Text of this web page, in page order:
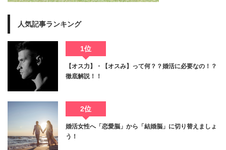
人気記事ランキング
1位
【オス力】・【オスみ】って何？？婚活に必要なの！？
徹底解説！！
2位
婚活女性へ「恋愛脳」から「結婚脳」に切り替えましょ
う！